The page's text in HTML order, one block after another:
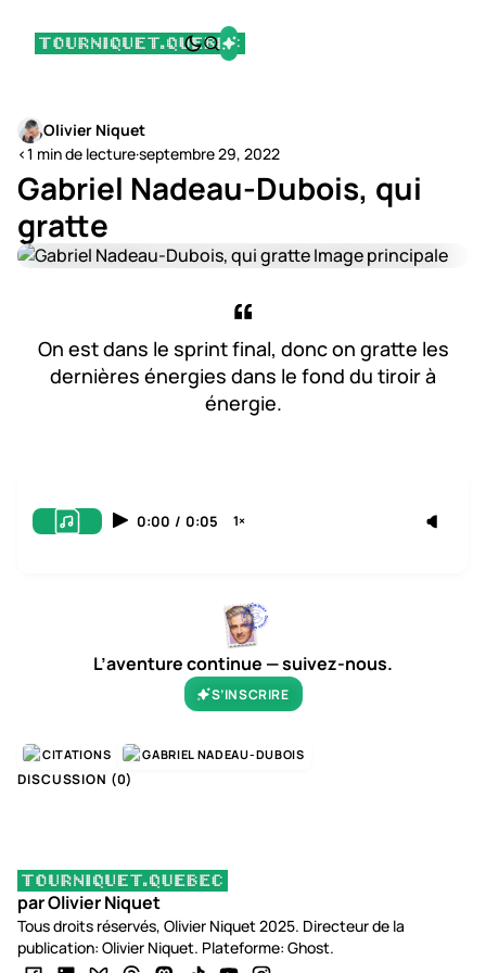
Olivier Niquet
<1 min de lecture·septembre 29, 2022
Gabriel Nadeau-Dubois, qui
gratte
On est dans le sprint final, donc on gratte les
dernières énergies dans le fond du tiroir à
énergie.
0:00 / 0:05 1×
L’aventure continue — suivez-nous.
S’INSCRIRE
CITATIONS GABRIEL NADEAU-DUBOIS
DISCUSSION (0)
par Olivier Niquet
Tous droits réservés, Olivier Niquet 2025. Directeur de la
publication: Olivier Niquet. Plateforme: Ghost.